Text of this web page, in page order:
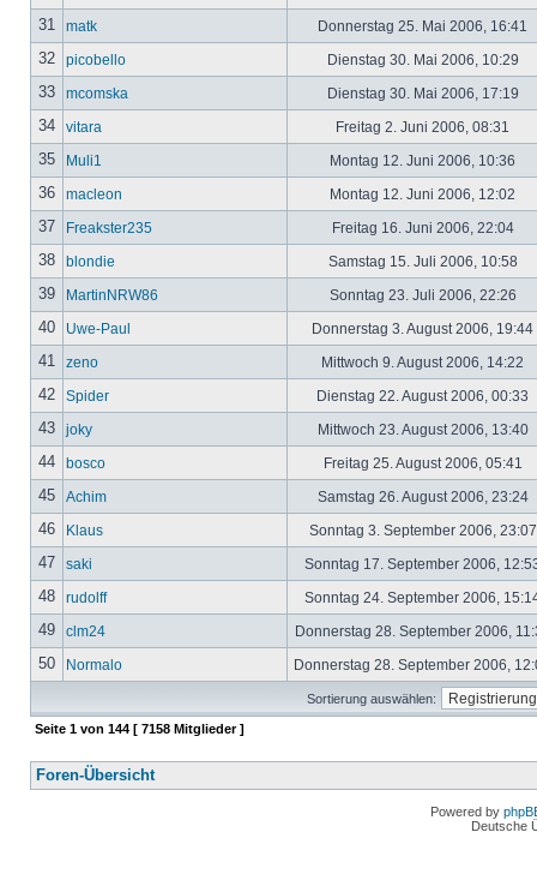
31 matk Donnerstag 25. Mai 2006, 16:41
32 picobello Dienstag 30. Mai 2006, 10:29
33 mcomska Dienstag 30. Mai 2006, 17:19
34 vitara Freitag 2. Juni 2006, 08:31
35 Muli1 Montag 12. Juni 2006, 10:36
36 macleon Montag 12. Juni 2006, 12:02
37 Freakster235 Freitag 16. Juni 2006, 22:04
38 blondie Samstag 15. Juli 2006, 10:58
39 MartinNRW86 Sonntag 23. Juli 2006, 22:26
40 Uwe-Paul Donnerstag 3. August 2006, 19:44
41 zeno Mittwoch 9. August 2006, 14:22
42 Spider Dienstag 22. August 2006, 00:33
43 joky Mittwoch 23. August 2006, 13:40
44 bosco Freitag 25. August 2006, 05:41
45 Achim Samstag 26. August 2006, 23:24
46 Klaus Sonntag 3. September 2006,
47 saki Sonntag 17. September 2006,
48 rudolff Sonntag 24. September 2006,
49 clm24 Donnerstag 28. September 2006,
50 Normalo Donnerstag 28. September 2006,
Sortierung auswählen:
Seite 1 von 144 [ 7158 Mitglieder ]
Foren-Übersicht
Powered by
Deutsche